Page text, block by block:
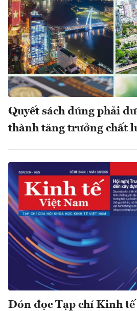
Quyết sách đúng phải
thành tăng trưởng chất
Đón đọc Tạp chí Kinh tế